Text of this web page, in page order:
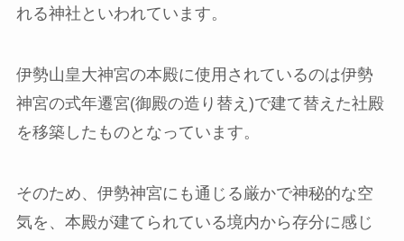
れる神社といわれています。
伊勢山皇大神宮の本殿に使用されているのは伊勢
神宮の式年遷宮(御殿の造り替え)で建て替えた社殿
を移築したものとなっています。
そのため、伊勢神宮にも通じる厳かで神秘的な空
気を、本殿が建てられている境内から存分に感じ